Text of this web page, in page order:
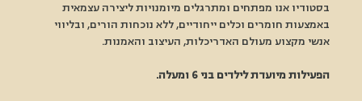
בסטודיו אנו מפתחים ומתרגלים מיומנויות ליצירה עצמאית
באמצעות חומרים וכלים ייחודיים, ללא נוכחות הורים, ובליווי
אנשי מקצוע מעולם האדריכלות, העיצוב והאמנות.
הפעילות מיועדת לילדים בני 6 ומעלה.